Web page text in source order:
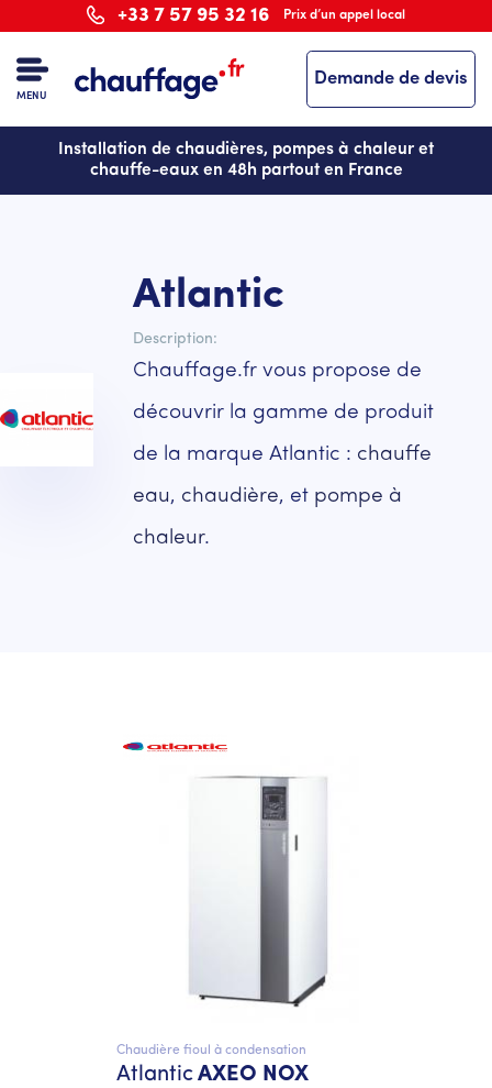
au
contenu
principal
+33 7 57 95 32 16 Prix d’un appel local
MENU
Demande de devis
Installation de chaudières, pompes à chaleur et
chauffe-eaux en 48h partout en France
Atlantic
Description
Chauffage.fr vous propose de
découvrir la gamme de produit
de la marque Atlantic : chauffe
eau, chaudière, et pompe à
chaleur.
Chaudière fioul à condensation
Atlantic AXEO NOX